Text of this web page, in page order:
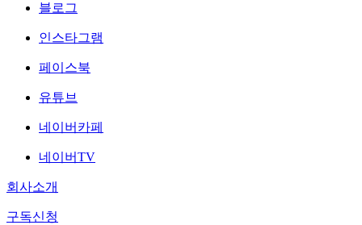
블로그
인스타그램
페이스북
유튜브
네이버카페
네이버TV
회사소개
구독신청